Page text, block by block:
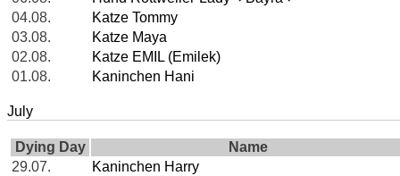
04.08.
Katze Tommy
03.08.
Katze Maya
02.08.
Katze EMIL (Emilek)
01.08.
Kaninchen Hani
July
Dying Day
Name
29.07.
Kaninchen Harry